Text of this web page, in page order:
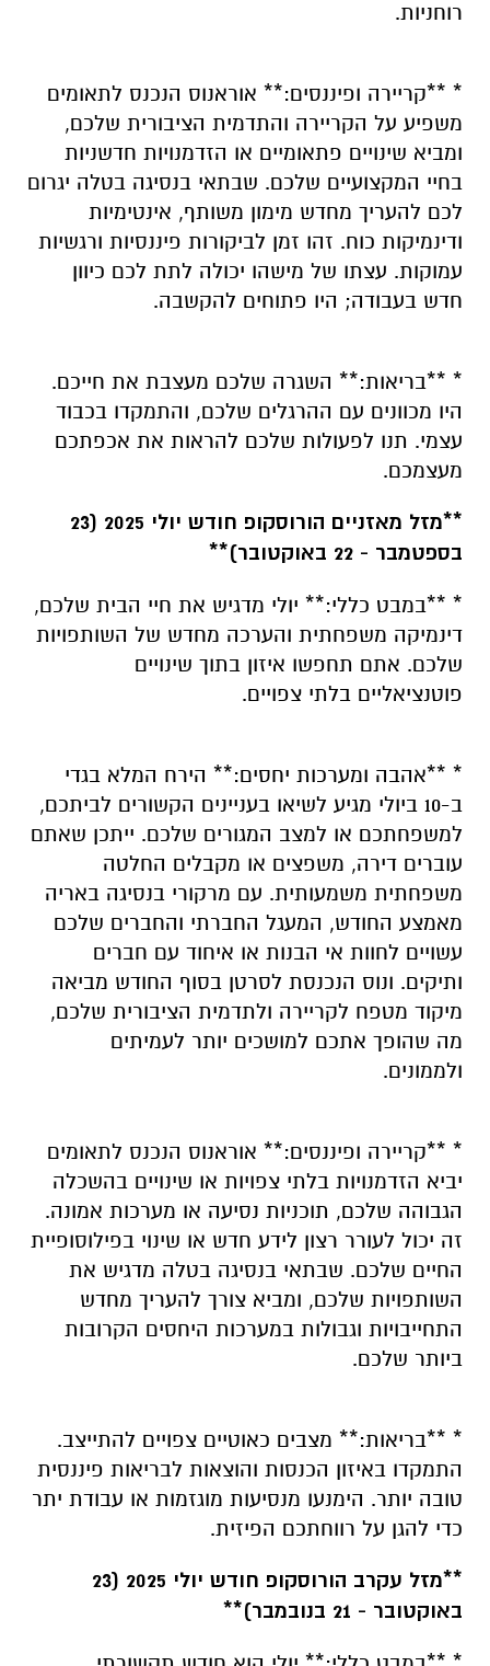
רוחניות.
* **קריירה ופיננסים:** אוראנוס הנכנס לתאומים
משפיע על הקריירה והתדמית הציבורית שלכם,
ומביא שינויים פתאומיים או הזדמנויות חדשניות
בחיי המקצועיים שלכם. שבתאי בנסיגה בטלה יגרום
לכם להעריך מחדש מימון משותף, אינטימיות
ודינמיקות כוח. זהו זמן לביקורות פיננסיות ורגשיות
עמוקות. עצתו של מישהו יכולה לתת לכם כיוון
חדש בעבודה; היו פתוחים להקשבה.
* **בריאות:** השגרה שלכם מעצבת את חייכם.
היו מכוונים עם ההרגלים שלכם, והתמקדו בכבוד
עצמי. תנו לפעולות שלכם להראות את אכפתכם
מעצמכם.
**מזל מאזניים הורוסקופ חודש יולי 2025 (23
בספטמבר - 22 באוקטובר)**
* **במבט כללי:** יולי מדגיש את חיי הבית שלכם,
דינמיקה משפחתית והערכה מחדש של השותפויות
שלכם. אתם תחפשו איזון בתוך שינויים
פוטנציאליים בלתי צפויים.
* **אהבה ומערכות יחסים:** הירח המלא בגדי
ב-10 ביולי מגיע לשיאו בעניינים הקשורים לביתכם,
למשפחתכם או למצב המגורים שלכם. ייתכן שאתם
עוברים דירה, משפצים או מקבלים החלטה
משפחתית משמעותית. עם מרקורי בנסיגה באריה
מאמצע החודש, המעגל החברתי והחברים שלכם
עשויים לחוות אי הבנות או איחוד עם חברים
ותיקים. ונוס הנכנסת לסרטן בסוף החודש מביאה
מיקוד מטפח לקריירה ולתדמית הציבורית שלכם,
מה שהופך אתכם למושכים יותר לעמיתים
ולממונים.
* **קריירה ופיננסים:** אוראנוס הנכנס לתאומים
יביא הזדמנויות בלתי צפויות או שינויים בהשכלה
הגבוהה שלכם, תוכניות נסיעה או מערכות אמונה.
זה יכול לעורר רצון לידע חדש או שינוי בפילוסופיית
החיים שלכם. שבתאי בנסיגה בטלה מדגיש את
השותפויות שלכם, ומביא צורך להעריך מחדש
התחייבויות וגבולות במערכות היחסים הקרובות
ביותר שלכם.
* **בריאות:** מצבים כאוטיים צפויים להתייצב.
התמקדו באיזון הכנסות והוצאות לבריאות פיננסית
טובה יותר. הימנעו מנסיעות מוגזמות או עבודת יתר
כדי להגן על רווחתכם הפיזית.
**מזל עקרב הורוסקופ חודש יולי 2025 (23
באוקטובר - 21 בנובמבר)**